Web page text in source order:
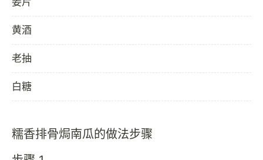
黄酒
老抽
白糖
糯香排骨焗南瓜的做法步骤